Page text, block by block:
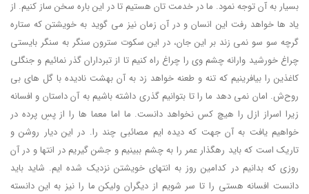
بسیار به آن توجه نمود. ما در خدمت تان هستیم تا در این باره سخن ساز کنیم. از
یاد ها خواهد رفت این انسان و در آن زمان نیز می گوید به خویشتن که ستاره
گرچه سو سو نمی زند بر این جان، در این سکوت سترون سنگر به سنگر بایستی
چراغ خورشید وارانه چشم وی را چراغ راه کنیم تا از تبرداران گذر نمائیم و جنگلی
کاغذین را بیافرینیم که تنه و طعنه خواهد زد به آن بهشت نادیده با گل های بی
روح‌ش. امان نمی دهد ما را تا بتوانیم گذری داشته باشیم به آن داستان و افسانه
زیرا اسراز ازل را هیچ کس نخواهد دانست. ما اما معما ها را از پسِ پرده در
خواهیم یافت به آن جهت که دیده ایم مصائبی چند را. در این دیار روشن و
تاریک است که باید رهگذار عمر را به چشم ببینیم و جشن گیریم در انتها و در آن
روزی که بدانیم در کدامین روز به انتهای خویشتن نزدیک شده ایم. شاید باید
دانست افسانه هستی را تا سر شویم از دیگران ولیکن ما را نیز به این دانسته